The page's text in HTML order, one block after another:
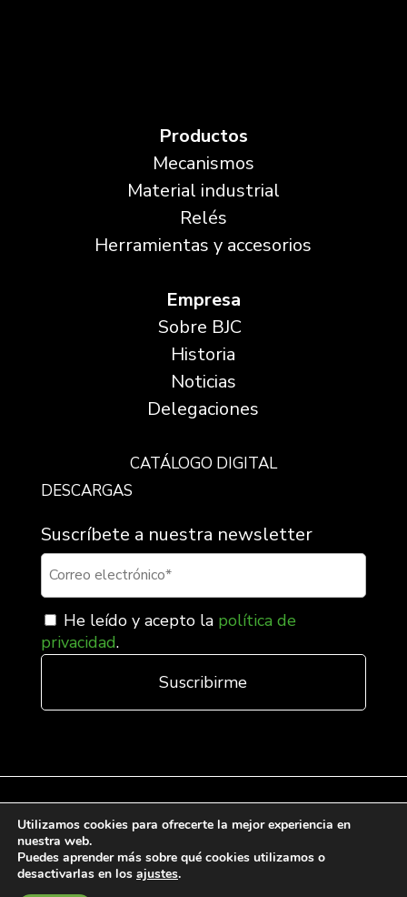
Productos
Mecanismos
Material industrial
Relés
Herramientas y accesorios
Empresa
Sobre BJC
Historia
Noticias
Delegaciones
CATÁLOGO DIGITAL
DESCARGAS
Suscríbete a nuestra newsletter
He leído y acepto la política de
privacidad.
Condiciones generales de venta
Política de Cookies
Utilizamos cookies para ofrecerte la mejor experiencia en
nuestra web.
Puedes aprender más sobre qué cookies utilizamos o
desactivarlas en los ajustes.